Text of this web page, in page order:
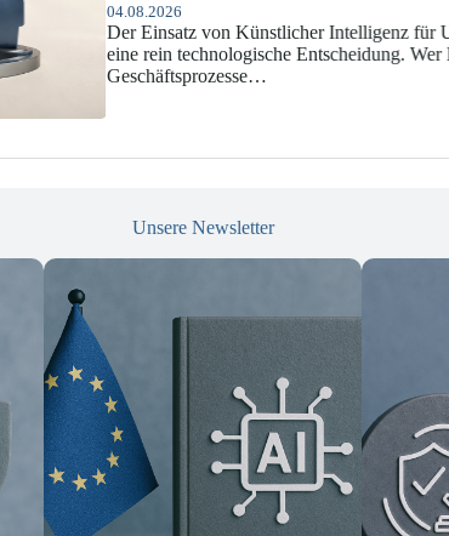
07.07.2026
Die europäische Digitalregulierung hat in
enorme Komplexität erreicht, die
und Versicherungswirtschaft vor…
Unsere Newsletter